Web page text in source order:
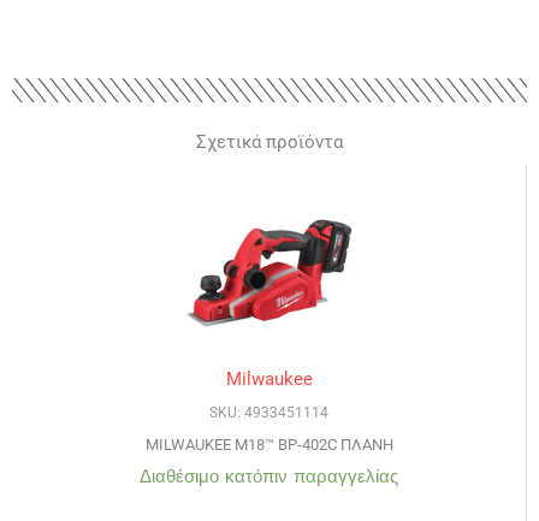
Σχετικά προϊόντα
Milwaukee
SKU: 4933451114
MILWAUKEE M18™ BP-402C ΠΛΑΝΗ
Διαθέσιμο κατόπιν παραγγελίας